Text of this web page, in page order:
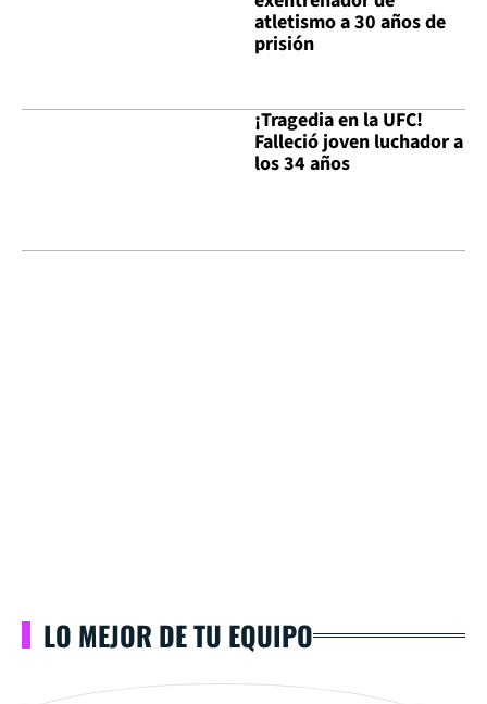
atletismo a 30 años de
prisión
¡Tragedia en la UFC!
Falleció joven luchador a
los 34 años
LO MEJOR DE TU EQUIPO